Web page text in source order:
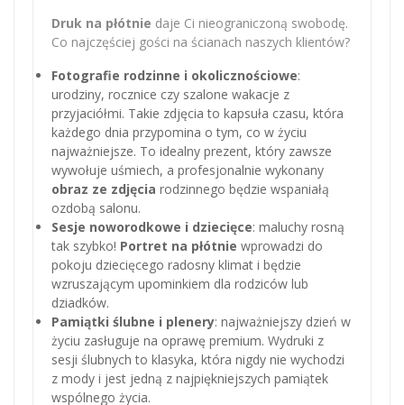
Druk na płótnie daje Ci nieograniczoną swobodę.
Co najczęściej gości na ścianach naszych klientów?
Fotografie rodzinne i okolicznościowe:
urodziny, rocznice czy szalone wakacje z
przyjaciółmi. Takie zdjęcia to kapsuła czasu, która
każdego dnia przypomina o tym, co w życiu
najważniejsze. To idealny prezent, który zawsze
wywołuje uśmiech, a profesjonalnie wykonany
obraz ze zdjęcia rodzinnego będzie wspaniałą
ozdobą salonu.
Sesje noworodkowe i dziecięce: maluchy rosną
tak szybko! Portret na płótnie wprowadzi do
pokoju dziecięcego radosny klimat i będzie
wzruszającym upominkiem dla rodziców lub
dziadków.
Pamiątki ślubne i plenery: najważniejszy dzień w
życiu zasługuje na oprawę premium. Wydruki z
sesji ślubnych to klasyka, która nigdy nie wychodzi
z mody i jest jedną z najpiękniejszych pamiątek
wspólnego życia.